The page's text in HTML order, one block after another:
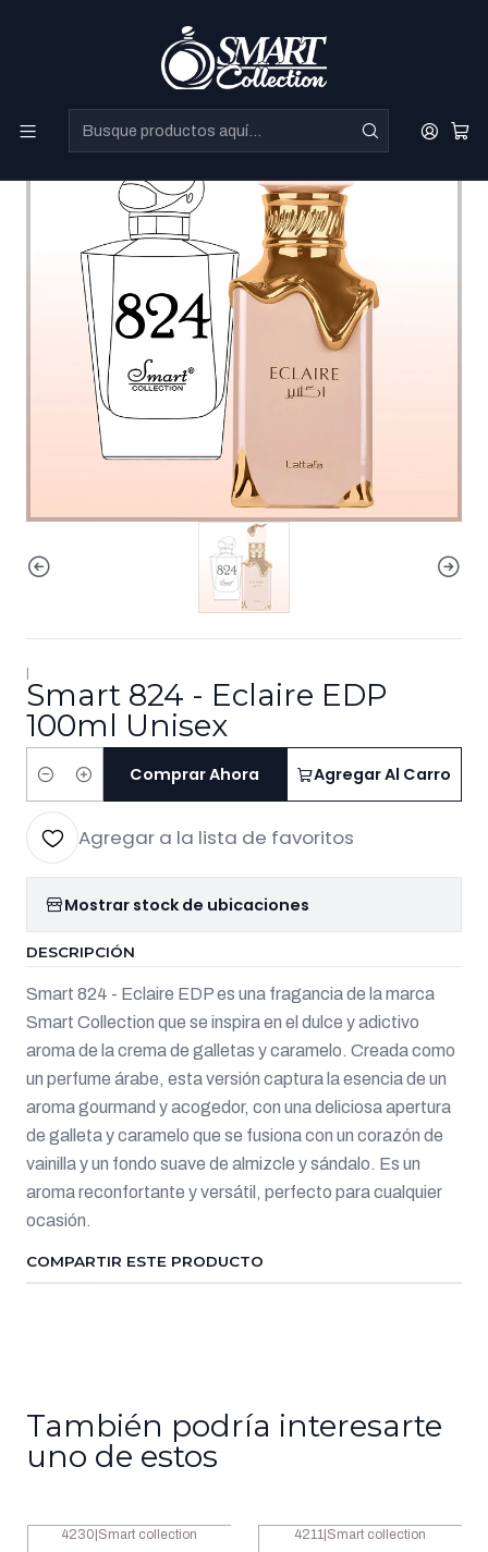
|
Smart 824 - Eclaire EDP
100ml Unisex
Cantidad
Agregar Al Carro
Comprar Ahora
Agregar a la lista de favoritos
Mostrar stock de ubicaciones
DESCRIPCIÓN
Smart 824 - Eclaire EDP es una fragancia de la marca
Smart Collection que se inspira en el dulce y adictivo
aroma de la crema de galletas y caramelo. Creada como
un perfume árabe, esta versión captura la esencia de un
aroma gourmand y acogedor, con una deliciosa apertura
de galleta y caramelo que se fusiona con un corazón de
vainilla y un fondo suave de almizcle y sándalo. Es un
aroma reconfortante y versátil, perfecto para cualquier
ocasión.
COMPARTIR ESTE PRODUCTO
También podría interesarte
uno de estos
4230 Smart collection 4211| Smart collection